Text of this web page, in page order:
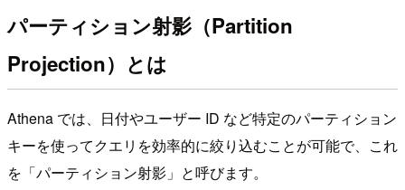
パーティション射影（Partition
Projection）とは
Athena では、日付やユーザー ID など特定のパーティション
キーを使ってクエリを効率的に絞り込むことが可能で、これ
を「パーティション射影」と呼びます。